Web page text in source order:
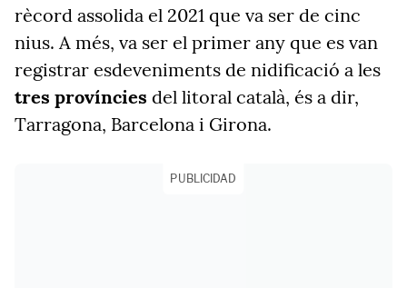
rècord assolida el 2021 que va ser de cinc
nius. A més, va ser el primer any que es van
registrar esdeveniments de nidificació a les
tres províncies del litoral català, és a dir,
Tarragona, Barcelona i Girona.
PUBLICIDAD